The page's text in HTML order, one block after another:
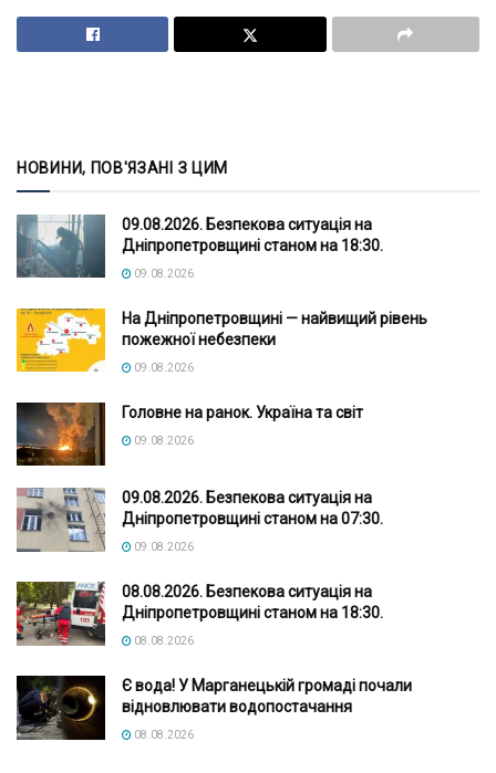
НОВИНИ, ПОВ'ЯЗАНІ З ЦИМ
09.08.2026. Безпекова ситуація на
Дніпропетровщині станом на 18:30.
09.08.2026
На Дніпропетровщині — найвищий рівень
пожежної небезпеки
09.08.2026
Головне на ранок. Україна та світ
09.08.2026
09.08.2026. Безпекова ситуація на
Дніпропетровщині станом на 07:30.
09.08.2026
08.08.2026. Безпекова ситуація на
Дніпропетровщині станом на 18:30.
08.08.2026
Є вода! У Марганецькій громаді почали
відновлювати водопостачання
08.08.2026